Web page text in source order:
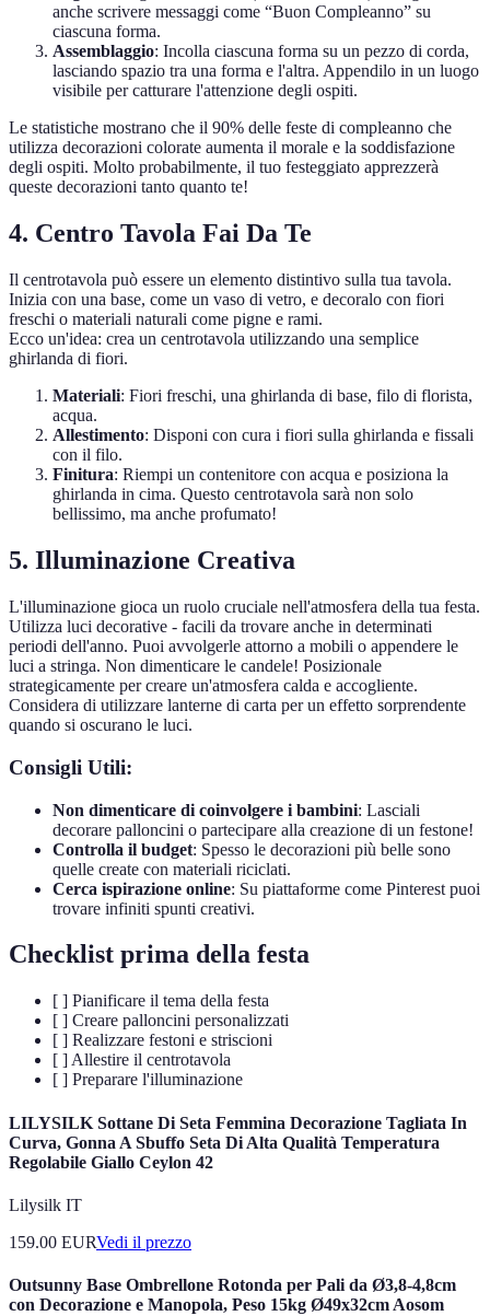
anche scrivere messaggi come “Buon Compleanno” su
ciascuna forma.
Assemblaggio: Incolla ciascuna forma su un pezzo di corda,
lasciando spazio tra una forma e l'altra. Appendilo in un luogo
visibile per catturare l'attenzione degli ospiti.
Le statistiche mostrano che il 90% delle feste di compleanno che
utilizza decorazioni colorate aumenta il morale e la soddisfazione
degli ospiti. Molto probabilmente, il tuo festeggiato apprezzerà
queste decorazioni tanto quanto te!
4. Centro Tavola Fai Da Te
Il centrotavola può essere un elemento distintivo sulla tua tavola.
Inizia con una base, come un vaso di vetro, e decoralo con fiori
freschi o materiali naturali come pigne e rami.
Ecco un'idea: crea un centrotavola utilizzando una semplice
ghirlanda di fiori.
Materiali: Fiori freschi, una ghirlanda di base, filo di florista,
acqua.
Allestimento: Disponi con cura i fiori sulla ghirlanda e fissali
con il filo.
Finitura: Riempi un contenitore con acqua e posiziona la
ghirlanda in cima. Questo centrotavola sarà non solo
bellissimo, ma anche profumato!
5. Illuminazione Creativa
L'illuminazione gioca un ruolo cruciale nell'atmosfera della tua festa.
Utilizza luci decorative - facili da trovare anche in determinati
periodi dell'anno. Puoi avvolgerle attorno a mobili o appendere le
luci a stringa. Non dimenticare le candele! Posizionale
strategicamente per creare un'atmosfera calda e accogliente.
Considera di utilizzare lanterne di carta per un effetto sorprendente
quando si oscurano le luci.
Consigli Utili:
Non dimenticare di coinvolgere i bambini: Lasciali
decorare palloncini o partecipare alla creazione di un festone!
Controlla il budget: Spesso le decorazioni più belle sono
quelle create con materiali riciclati.
Cerca ispirazione online: Su piattaforme come Pinterest puoi
trovare infiniti spunti creativi.
Checklist prima della festa
[ ] Pianificare il tema della festa
[ ] Creare palloncini personalizzati
[ ] Realizzare festoni e striscioni
[ ] Allestire il centrotavola
[ ] Preparare l'illuminazione
LILYSILK Sottane Di Seta Femmina Decorazione Tagliata In
Curva, Gonna A Sbuffo Seta Di Alta Qualità Temperatura
Regolabile Giallo Ceylon 42
Lilysilk IT
159.00 EURVedi il prezzo
Outsunny Base Ombrellone Rotonda per Pali da Ø3,8-4,8cm
con Decorazione e Manopola, Peso 15kg Ø49x32cm Aosom